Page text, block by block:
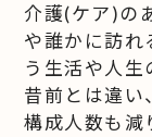
介護(ケア)の
や誰かに訪
う生活や人生
昔前とは違い
構成人数も減